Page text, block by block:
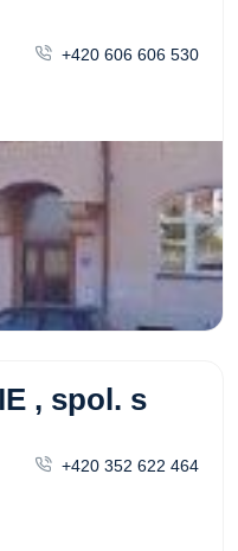
+420 606 606 530
, spol. s
+420 352 622 464